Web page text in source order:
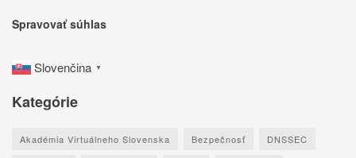
Spravovať súhlas
Slovenčina ▼
Kategórie
Akadémia Virtuálneho Slovenska Bezpečnosť DNSSEC